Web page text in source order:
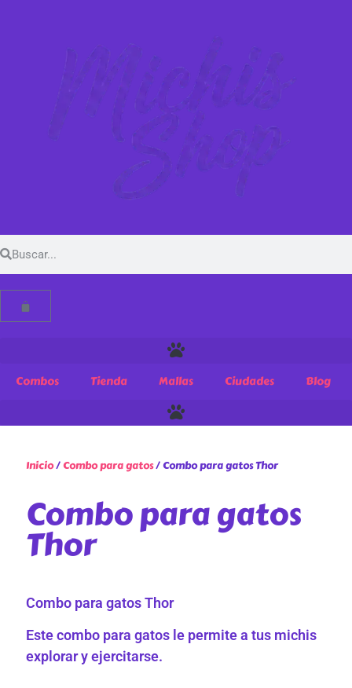
Combos Tienda Mallas Ciudades Blog
Inicio/Combo para gatos/ Combo para gatos Thor
Combo para gatos
Thor
Combo para gatos Thor
Este combo para gatos le permite a tus michis
explorar y ejercitarse.